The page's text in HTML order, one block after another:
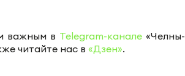
важным в Telegram-канале «Челны-
читайте нас в «Дзен».